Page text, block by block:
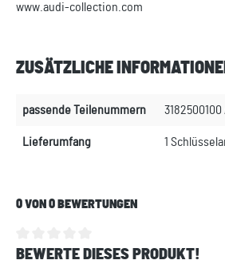
www.audi-collection.com
ZUSÄTZLICHE
passende Teilenummern
Lieferumfang 1
0 VON 0 BEWERTUNGEN
Durchschnittliche Bewertung von 0 von 5
BEWERTE DIESES PRODUKT!